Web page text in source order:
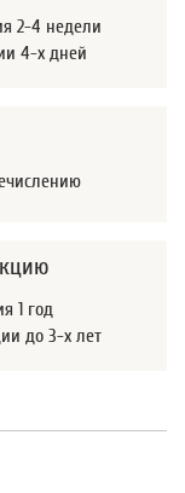
2-4 недели
4-х дней
1 год
до 3-х лет